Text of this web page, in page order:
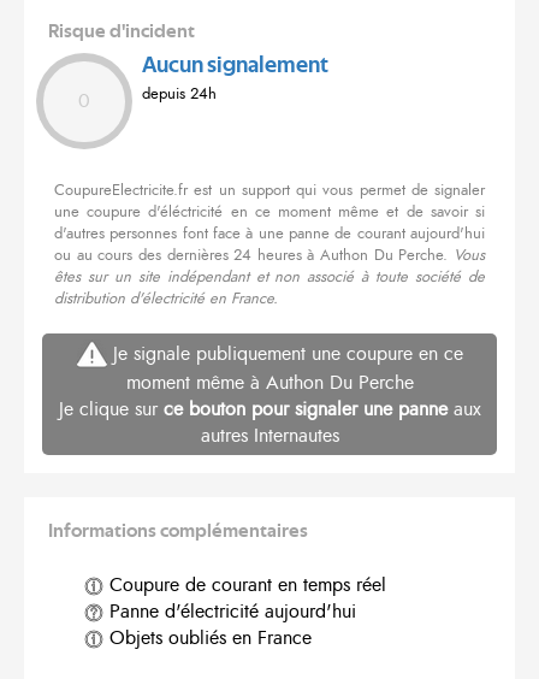
Risque d'incident
0
Aucun signalement
depuis 24h
CoupureElectricite.fr est un support qui vous permet de signaler
une coupure d'éléctricité en ce moment même et de savoir si
d'autres personnes font face à une panne de courant aujourd'hui
ou au cours des dernières 24 heures à Authon Du Perche. Vous
êtes sur un site indépendant et non associé à toute société de
distribution d'électricité en France.
Je signale publiquement une coupure en ce
moment même à Authon Du Perche
Je clique sur ce bouton pour signaler une panneaux
autres Internautes
Informations complémentaires
Coupure de courant en temps réel
Panne d'électricité aujourd'hui
Objets oubliés en France